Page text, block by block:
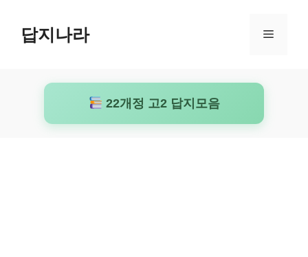
답지나라 메
22개정 고2 답지모음